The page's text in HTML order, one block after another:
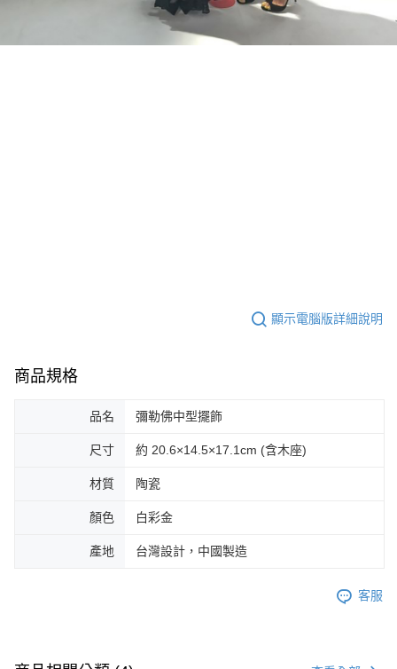
顯示電腦版詳細說明
商品規格
品名 彌勒佛中型擺飾
尺寸 約 20.6×14.5×17.1cm (含木座)
材質 陶瓷
顏色 白彩金
產地 台灣設計，中國製造
客服